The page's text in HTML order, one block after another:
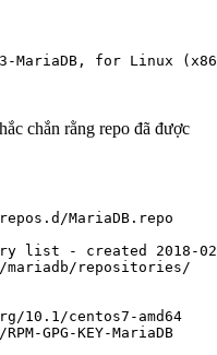
MariaDB, for Linux
chắn rằng repo đã được
MariaDB.repo
list - created 2018-
mariadb/repositories/
10.1/centos7-amd64
GPG-KEY-MariaDB